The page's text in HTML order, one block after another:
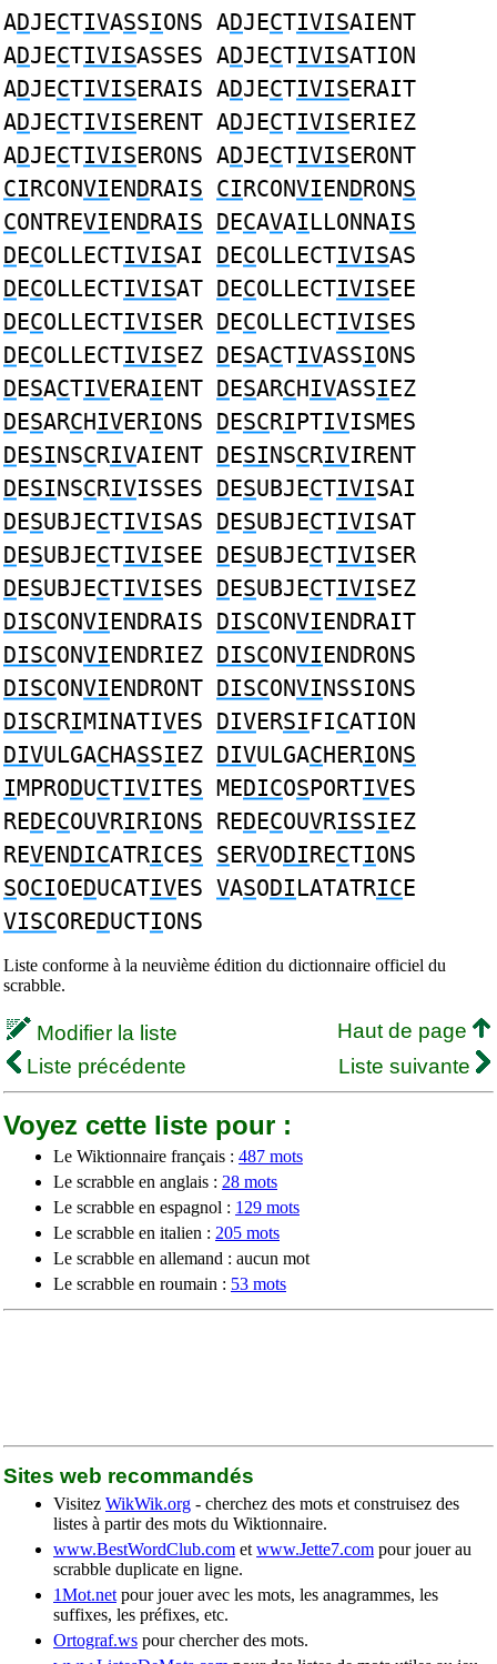
ADJECTIVASSIONS ADJECTIVISAIENT
ADJECTIVISASSES ADJECTIVISATION
ADJECTIVISERAIS ADJECTIVISERAIT
ADJECTIVISERENT ADJECTIVISERIEZ
ADJECTIVISERONS ADJECTIVISERONT
CIRCONVIENDRAIS CIRCONVIENDRONS
CONTREVIENDRAIS DECAVAILLONNAIS
DECOLLECTIVISAI DECOLLECTIVISAS
DECOLLECTIVISAT DECOLLECTIVISEE
DECOLLECTIVISER DECOLLECTIVISES
DECOLLECTIVISEZ DESACTIVASSIONS
DESACTIVERAIENT DESARCHIVASSIEZ
DESARCHIVERIONS DESCRIPTIVISMES
DESINSCRIVAIENT DESINSCRIVIRENT
DESINSCRIVISSES DESUBJECTIVISAI
DESUBJECTIVISAS DESUBJECTIVISAT
DESUBJECTIVISEE DESUBJECTIVISER
DESUBJECTIVISES DESUBJECTIVISEZ
DISCONVIENDRAIS DISCONVIENDRAIT
DISCONVIENDRIEZ DISCONVIENDRONS
DISCONVIENDRONT DISCONVINSSIONS
DISCRIMINATIVES DIVERSIFICATION
DIVULGACHASSIEZ DIVULGACHERIONS
IMPRODUCTIVITES MEDICOSPORTIVES
REDECOUVRIRIONS REDECOUVRISSIEZ
REVENDICATRICES SERVODIRECTIONS
SOCIOEDUCATIVES VASODILATATRICE
VISCOREDUCTIONS
Liste conforme à la neuvième édition du dictionnaire officiel du
scrabble.
Modifier la liste
Haut de page
Liste précédente
Liste suivante
Voyez cette liste pour :
Le Wiktionnaire français : 487 mots
Le scrabble en anglais : 28 mots
Le scrabble en espagnol : 129 mots
Le scrabble en italien : 205 mots
Le scrabble en allemand : aucun mot
Le scrabble en roumain : 53 mots
Sites web recommandés
Visitez WikWik.org - cherchez des mots et construisez des
listes à partir des mots du Wiktionnaire.
www.BestWordClub.com et www.Jette7.com pour jouer au
scrabble duplicate en ligne.
1Mot.net pour jouer avec les mots, les anagrammes, les
suffixes, les préfixes, etc.
Ortograf.ws pour chercher des mots.